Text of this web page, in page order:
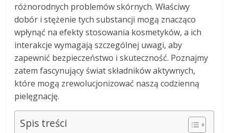
różnorodnych problemów skórnych. Właściwy
dobór i stężenie tych substancji mogą znacząco
wpłynąć na efekty stosowania kosmetyków, a ich
interakcje wymagają szczególnej uwagi, aby
zapewnić bezpieczeństwo i skuteczność. Poznajmy
zatem fascynujący świat składników aktywnych,
które mogą zrewolucjonizować naszą codzienną
pielęgnację.
Spis treści